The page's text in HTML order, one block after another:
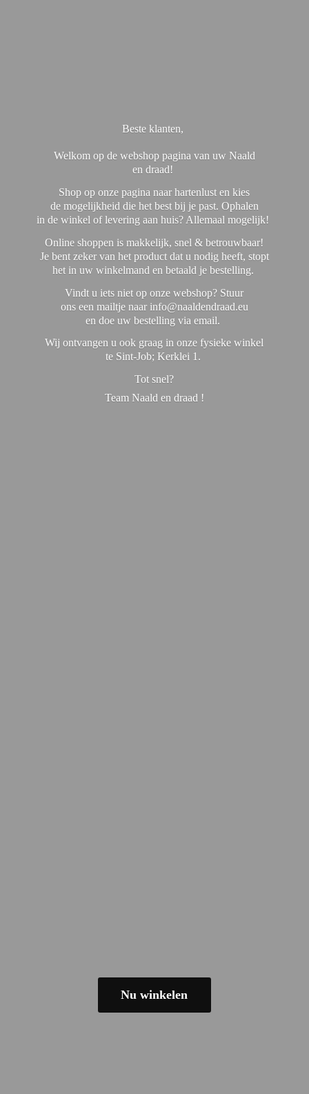
Beste klanten,
Welkom op de webshop pagina van uw Naald
en draad!
Shop op onze pagina naar hartenlust en kies
de mogelijkheid die het best bij je past. Ophalen
in de winkel of levering aan huis? Allemaal mogelijk!
Online shoppen is makkelijk, snel & betrouwbaar!
Je bent zeker van het product dat u nodig heeft, stopt
het in uw winkelmand en betaald je bestelling.
Vindt u iets niet op onze webshop? Stuur
ons een mailtje naar info@naaldendraad.eu
en doe uw bestelling via email.
Wij ontvangen u ook graag in onze fysieke winkel
te Sint-Job; Kerklei 1.
Tot snel?
Team Naald en draad !
Nu winkelen